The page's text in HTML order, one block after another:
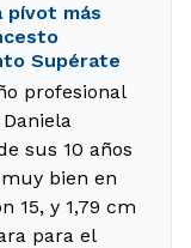
pívot más
Supérate
profesional
sus 10 años
bien en
15, y 1,79 cm
para el